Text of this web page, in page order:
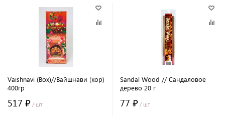
Vaishnavi (Box)//Вайшнави (кор)
400гр
517 ₽ / шт
Sandal Wood // Сандаловое
дерево 20 г
77 ₽ / шт